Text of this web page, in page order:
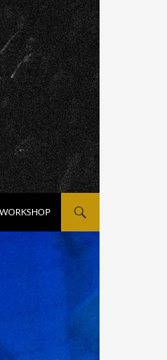
WORKSHOP